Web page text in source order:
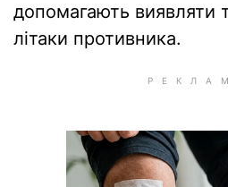
допомагають виявляти
літаки противника.